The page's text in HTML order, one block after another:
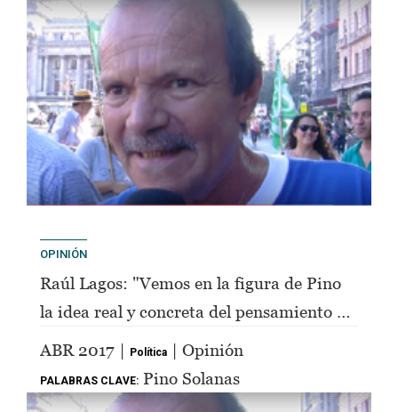
OPINIÓN
Raúl Lagos: "Vemos en la figura de Pino
la idea real y concreta del pensamiento de
Perón"
ABR 2017 | Política | Opinión
PALABRAS CLAVE: Pino Solanas